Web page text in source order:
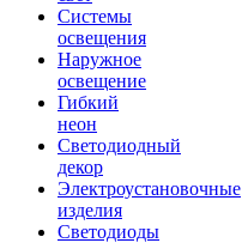
Системы
освещения
Наружное
освещение
Гибкий
неон
Светодиодный
декор
Электроустановочные
изделия
Светодиоды